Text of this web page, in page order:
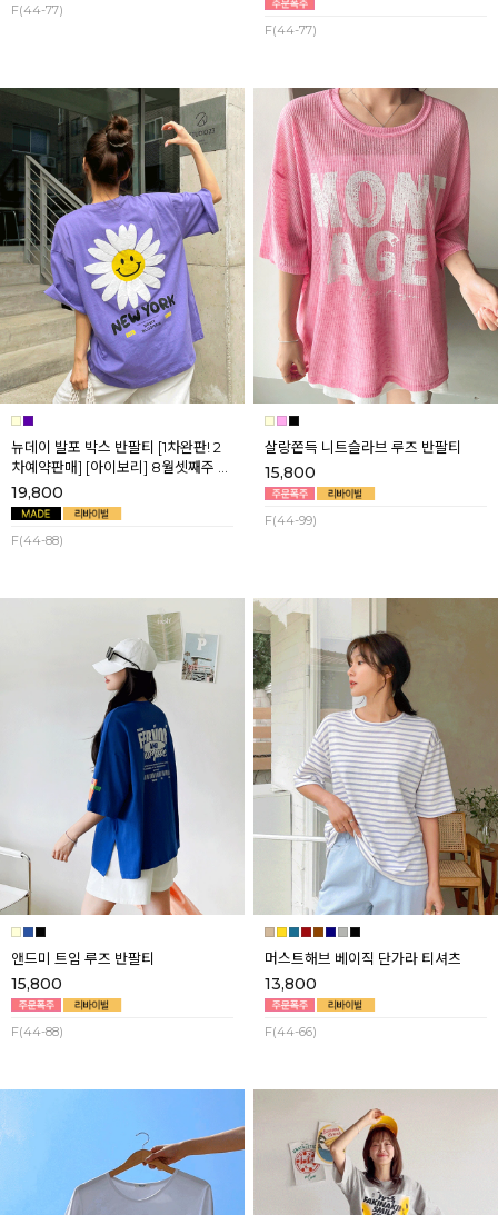
F(44-77)
F(44-77)
뉴데이 발포 박스 반팔티 [1차완판! 2
차예약판매] [아이보리] 8월셋째주 순
차배송
19,800
F(44-88)
살랑쫀득 니트슬라브 루즈 반팔티
15,800
F(44-99)
앤드미 트임 루즈 반팔티
15,800
F(44-88)
머스트해브 베이직 단가라 티셔츠
13,800
F(44-66)